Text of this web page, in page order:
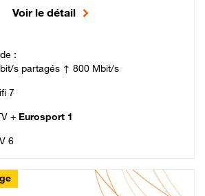
Voir le détail
:
s partagés ↑ 800 Mbit/s
7
+ Eurosport 1
6